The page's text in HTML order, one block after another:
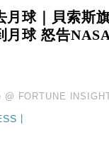
月球｜貝索斯
月球 怒告
@ FORTUNE
|